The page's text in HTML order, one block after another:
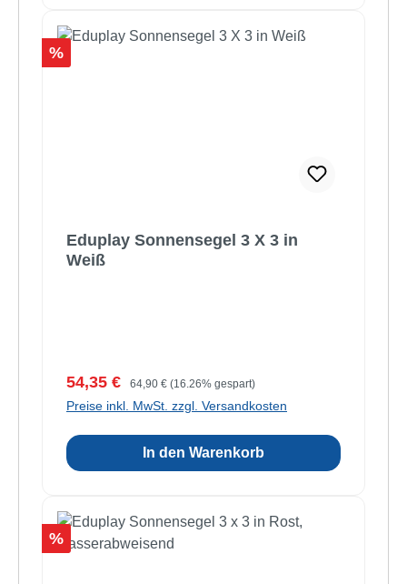
Rabatt
%
Eduplay Sonnensegel 3 X 3 in
Weiß
Verkaufspreis:
54,35 € Regulärer Preis:
64,90 € (16.26% gespart)
Preise inkl. MwSt. zzgl. Versandkosten
In den Warenkorb
Rabatt
%